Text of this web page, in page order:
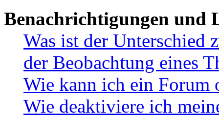
Benachrichtigungen und
Was ist der Unterschied
der Beobachtung eines
Wie kann ich ein Forum
Wie deaktiviere ich